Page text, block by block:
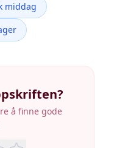
middag
å finne gode